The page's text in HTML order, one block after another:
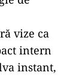
vize ca
intern
instant,